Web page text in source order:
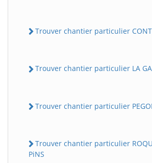
Trouver chantier particulier
Trouver chantier particulier LA
Trouver chantier particulier
Trouver chantier particulier
PiNS